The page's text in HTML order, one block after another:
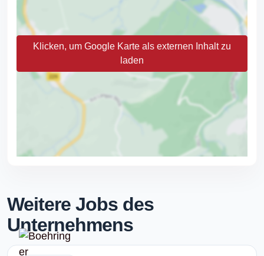
Klicken, um Google Karte als externen Inhalt zu
laden
Weitere Jobs des
Unternehmens